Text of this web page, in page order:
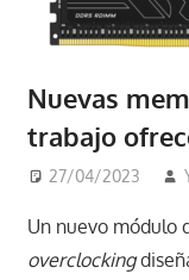
que
estar
chino
Nuevas
trabajo
27/04/2023
Un nuevo módulo
overclocking